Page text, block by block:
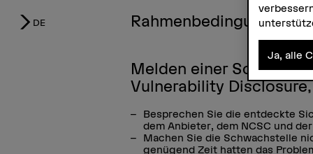
DE Rahmenbedingungen
Melden einer
Vulnerability Disclosure,
Besprechen Sie die entdeckte
dem Anbieter, dem NCSC und der
Machen Sie die Schwachstelle
genügend Zeit hatten das
Ja, alle